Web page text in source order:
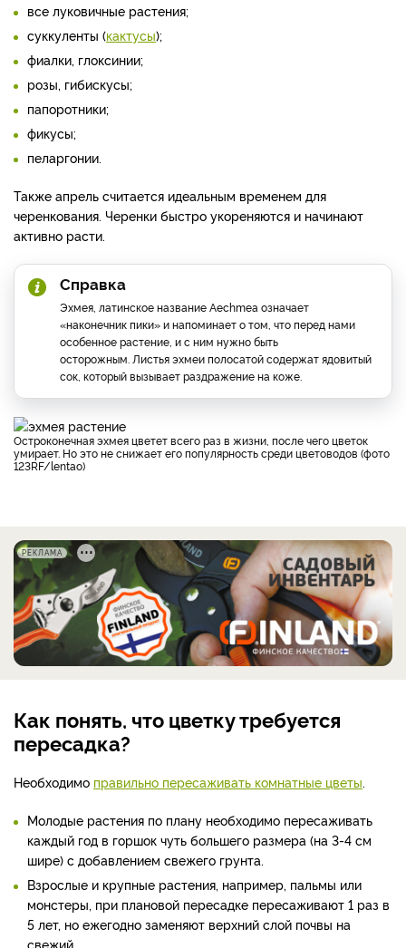
все луковичные растения;
суккуленты (кактусы);
фиалки, глоксинии;
розы, гибискусы;
папоротники;
фикусы;
пеларгонии.
Также апрель считается идеальным временем для
черенкования. Черенки быстро укореняются и начинают
активно расти.
Справка
Эхмея, латинское название Aechmea означает
«наконечник пики» и напоминает о том, что перед нами
особенное растение, и с ним нужно быть
осторожным. Листья эхмеи полосатой содержат ядовитый
сок, который вызывает раздражение на коже.
Остроконечная эхмея цветет всего раз в жизни, после чего цветок
умирает. Но это не снижает его популярность среди цветоводов (фото
123RF/lentao)
РЕКЛАМА
Как понять, что цветку требуется
пересадка?
Необходимо правильно пересаживать комнатные цветы.
Молодые растения по плану необходимо пересаживать
каждый год в горшок чуть большего размера (на 3-4 см
шире) с добавлением свежего грунта.
Взрослые и крупные растения, например, пальмы или
монстеры, при плановой пересадке пересаживают 1 раз в
5 лет, но ежегодно заменяют верхний слой почвы на
свежий.